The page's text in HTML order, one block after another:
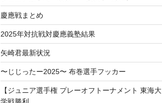
慶應戦まとめ
2025年対抗戦対慶應義塾結果
矢崎君最新状況
〜じじったー2025〜 布巻選手フッカー
【ジュニア選手権 プレーオフトーナメント 東海大